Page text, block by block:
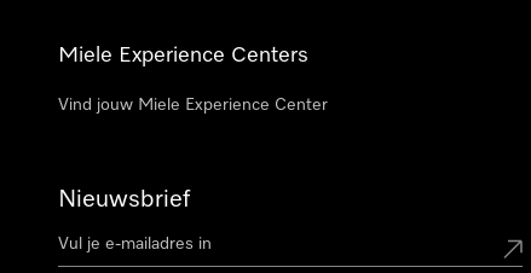
Miele Experience Centers
Vind jouw Miele Experience Center
Nieuwsbrief